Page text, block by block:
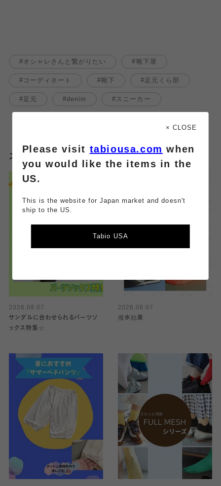
オシャレさんと繋がりたい 靴下屋
コーディネート 靴下 足元くら部
足元 denim スニーカー
スタッフのその他のブログはこちら
2026.08.07
サンダルに合わせられるパーツソ
ックス特集☆
2026.08.07
撥水効果
× CLOSE
Please visit tabiousa.com when
you would like the items in the
US.
This is the website for Japan market and doesn't
ship to the US.
Tabio USA